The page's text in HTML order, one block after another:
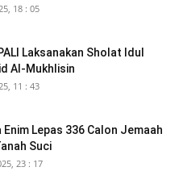
18 : 05
Laksanakan Sholat Idul
Al-Mukhlisin
11 : 43
Enim Lepas 336 Calon Jemaah
Suci
23 : 17